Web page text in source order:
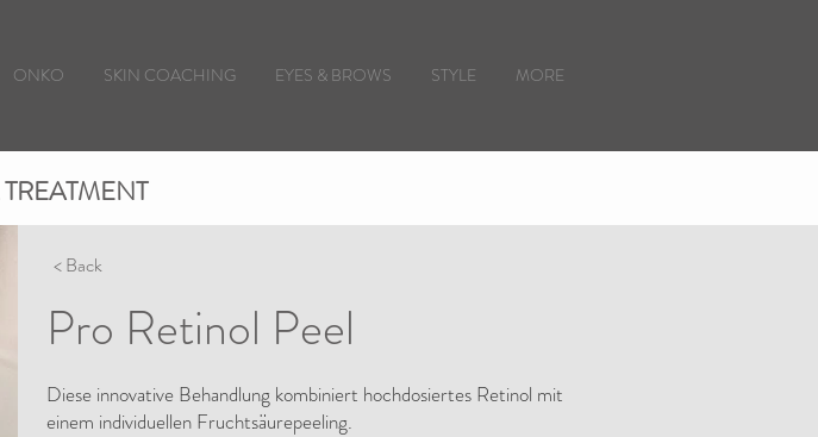
ONKO SKIN COACHING EYES & BROWS STYLE MORE
< Back
Pro Retinol Peel
Diese innovative Behandlung kombiniert hochdosiertes Retinol mit
einem individuellen Fruchtsäurepeeling.